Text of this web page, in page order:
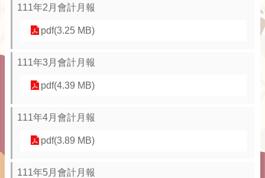
111年2月會計月報
pdf(3.25 MB)
111年3月會計月報
pdf(4.39 MB)
111年4月會計月報
pdf(3.89 MB)
111年5月會計月報